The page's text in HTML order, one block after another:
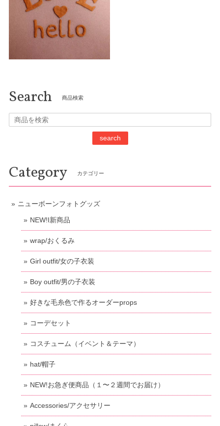
Search 商品検索
search
Category カテゴリー
ニューボーンフォトグッズ
NEW!I新商品
wrap/おくるみ
Girl outfit/女の子衣装
Boy outfit/男の子衣装
好きな毛糸色で作るオーダーprops
コーデセット
コスチューム（イベント＆テーマ）
hat/帽子
NEW!お急ぎ便商品（１〜２週間でお届け）
Accessories/アクセサリー